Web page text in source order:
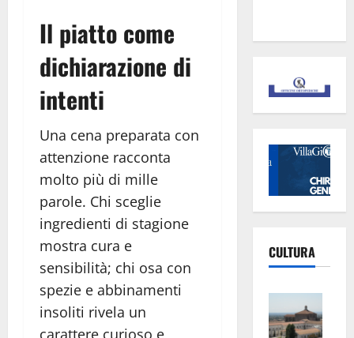
Il piatto come
dichiarazione di
intenti
Una cena preparata con
attenzione racconta
molto più di mille
parole. Chi sceglie
ingredienti di stagione
mostra cura e
sensibilità; chi osa con
spezie e abbinamenti
insoliti rivela un
carattere curioso e
CULTURA